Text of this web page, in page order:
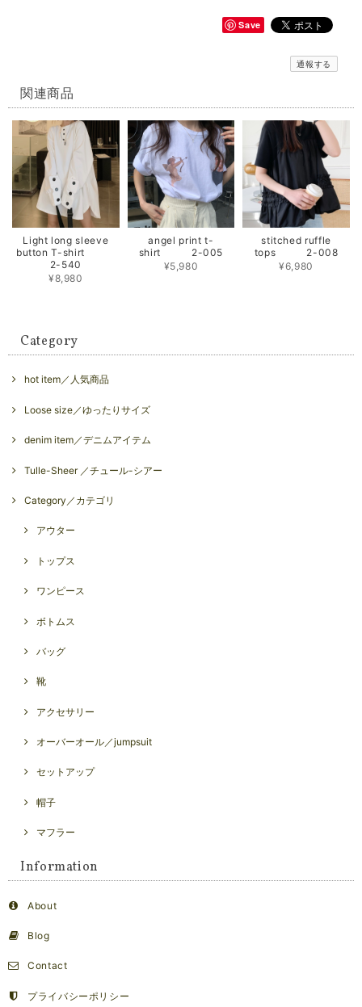
Save
通報する
関連商品
Light long sleeve
button T-shirt
2-540
¥8,980
angel print t-
shirt 2-005
¥5,980
stitched ruffle
tops 2-008
¥6,980
Category
hot item／人気商品
Loose size／ゆったりサイズ
denim item／デニムアイテム
Tulle-Sheer ／チュール-シアー
Category／カテゴリ
アウター
トップス
ワンピース
ボトムス
バッグ
靴
アクセサリー
オーバーオール／jumpsuit
セットアップ
帽子
マフラー
Information
About
Blog
Contact
プライバシーポリシー